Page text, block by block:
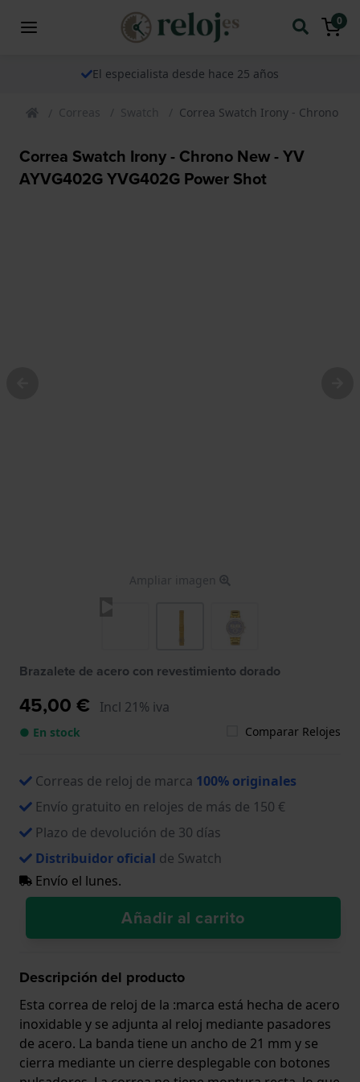
0
El especialista desde hace 25 años
Correas Swatch Correa Swatch Irony - Chrono
Correa Swatch Irony - Chrono New - YV
AYVG402G YVG402G Power Shot
Ampliar imagen
Brazalete de acero con revestimiento dorado
45,00 € Incl 21% iva
● En stock Comparar Relojes
Correas de reloj de marca 100% originales
Envío gratuito en relojes de más de 150 €
Plazo de devolución de 30 días
Distribuidor oficial de Swatch
Envío el lunes.
Añadir al carrito
Descripción del producto
Esta correa de reloj de la :marca está hecha de acero
inoxidable y se adjunta al reloj mediante pasadores
de acero. La banda tiene un ancho de 21 mm y se
cierra mediante un cierre desplegable con botones